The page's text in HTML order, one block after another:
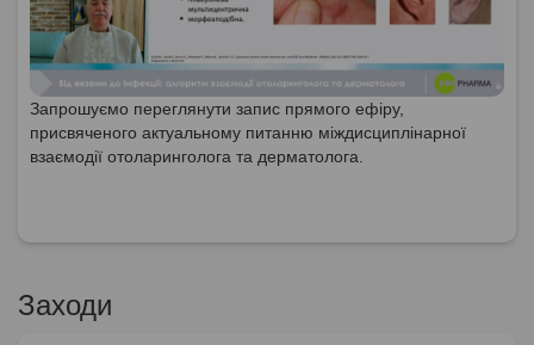
Запрошуємо переглянути запис прямого ефіру,
присвяченого актуальному питанню міждисциплінарної
взаємодії отоларинголога та дерматолога.
Заходи